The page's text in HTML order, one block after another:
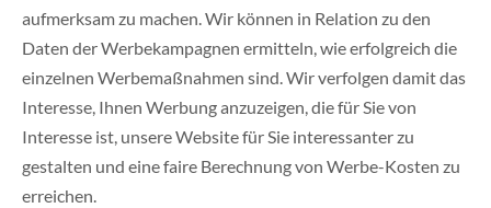
aufmerksam zu machen. Wir können in Relation zu den
Daten der Werbekampagnen ermitteln, wie erfolgreich die
einzelnen Werbemaßnahmen sind. Wir verfolgen damit das
Interesse, Ihnen Werbung anzuzeigen, die für Sie von
Interesse ist, unsere Website für Sie interessanter zu
gestalten und eine faire Berechnung von Werbe-Kosten zu
erreichen.